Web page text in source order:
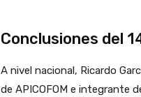
Conclusiones del
A nivel nacional, Ricardo
de APICOFOM e integrante